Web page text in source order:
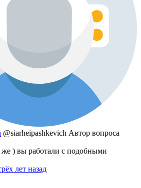
@siarheipashkevich Автор вопроса
же ) вы работали с подобными
лет назад